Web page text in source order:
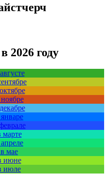
2026 году
мае
июне
июле